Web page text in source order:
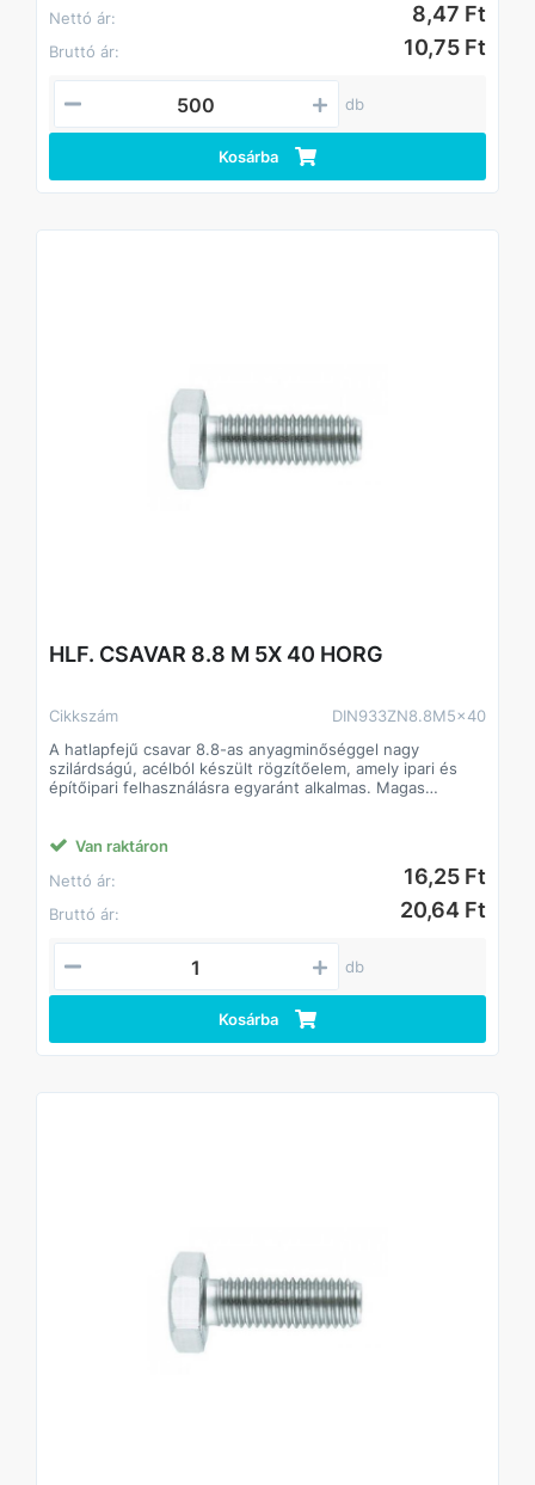
Jellemzők:
• Anyagminőség: 8.8 acél, magas szakítószilárdság
• Strapabíró, hosszú élettartamú
• Beltéri és kültéri alkalmazásokhoz egyaránt
• Kompatibilis anyákkal és alátétekkel
Nettó ár:
8,47 Ft
Bruttó ár: 10,75 Ft
db
Kosárba
HLF. CSAVAR 8.8 M 5X 40 HORG
Cikkszám
DIN933ZN8.8M5x40
A hatlapfejű csavar 8.8-as anyagminőséggel nagy
szilárdságú, acélból készült rögzítőelem, amely ipari és
építőipari felhasználásra egyaránt alkalmas. Magas
hatlapfej kialakítása lehetővé teszi a gyors és precíz
Jellemzők:
• Anyagminőség: 8.8 acél, magas szakítószilárdság
• Strapabíró, hosszú élettartamú
• Beltéri és kültéri alkalmazásokhoz egyaránt
• Kompatibilis anyákkal és alátétekkel
Van raktáron
Nettó ár:
16,25 Ft
Bruttó ár: 20,64 Ft
db
Kosárba